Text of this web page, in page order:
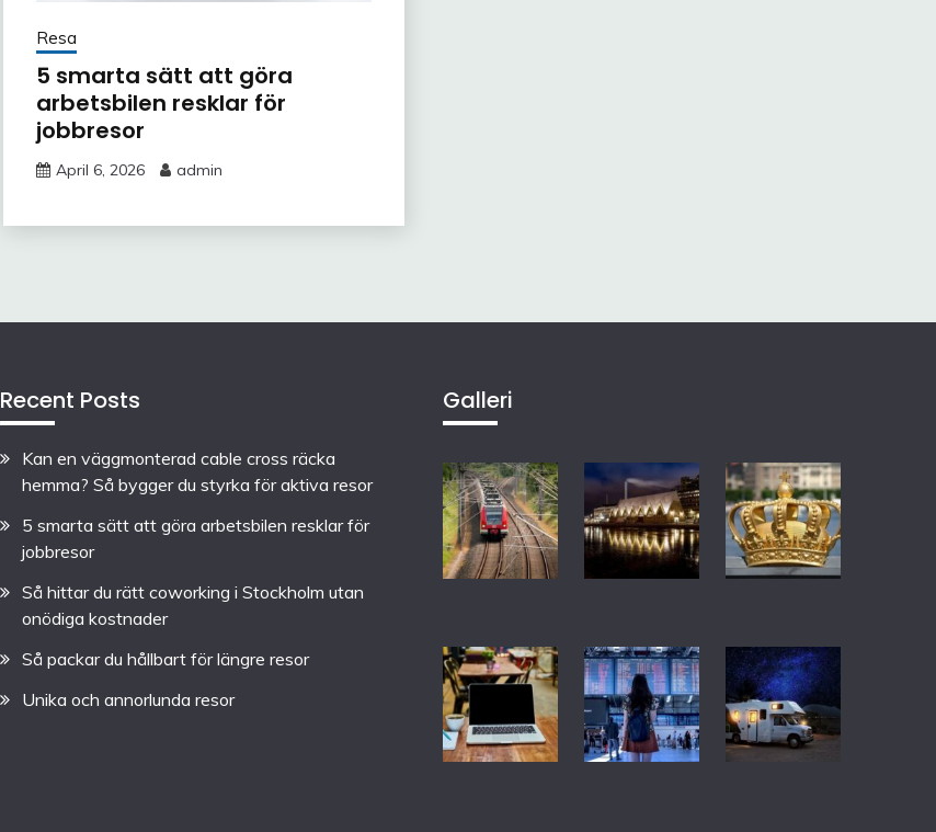
Resa
5 smarta sätt att göra
arbetsbilen resklar för
jobbresor
April 6, 2026 admin
Recent Posts
Kan en väggmonterad cable cross räcka
hemma? Så bygger du styrka för aktiva resor
5 smarta sätt att göra arbetsbilen resklar för
jobbresor
Så hittar du rätt coworking i Stockholm utan
onödiga kostnader
Så packar du hållbart för längre resor
Unika och annorlunda resor
Galleri